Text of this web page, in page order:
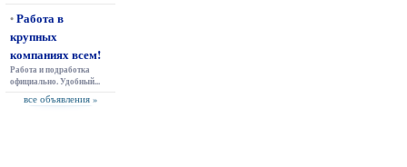
•Работа в
крупных
компаниях всем!
Работа и подработка
официально. Удобный...
все объявления »